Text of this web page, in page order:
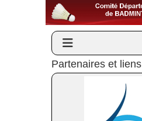
Partenaires et liens